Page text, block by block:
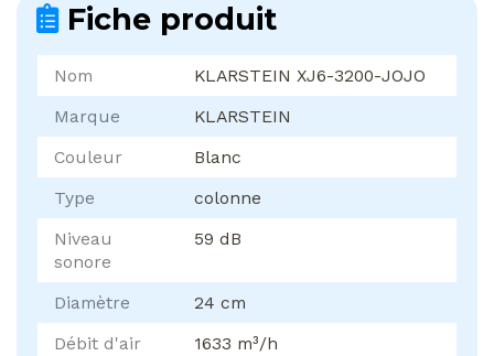
Fiche produit
Nom
KLARSTEIN XJ6-3200-JOJO
Marque
KLARSTEIN
Couleur
Blanc
Type
colonne
Niveau
sonore
59 dB
Diamètre
24 cm
Débit d'air
1633 m³/h